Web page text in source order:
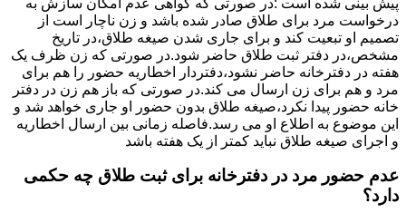
درخواست مرد برای طلاق صادر شده باشد و زن ناچار است از
تصمیم او تبعیت کند و برای جاری شدن صیغه طلاق،در تاریخ
مشخص،در دفتر ثبت طلاق حاضر شود.در صورتی که زن ظرف یک
هفته در دفترخانه حاضر نشود،دفتردار اخطاریه حضور را هم برای
مرد و هم برای زن ارسال می کند.در صورتی که باز هم زن در دفتر
خانه حضور پیدا نکرد،صیغه طلاق بدون حضور او جاری خواهد شد و
این موضوع به اطلاع او می رسد.فاصله زمانی بین ارسال اخطاریه
و اجرای صیغه طلاق نباید کمتر از یک هفته باشد
عدم حضور مرد در دفترخانه برای ثبت طلاق چه حکمی
دارد؟